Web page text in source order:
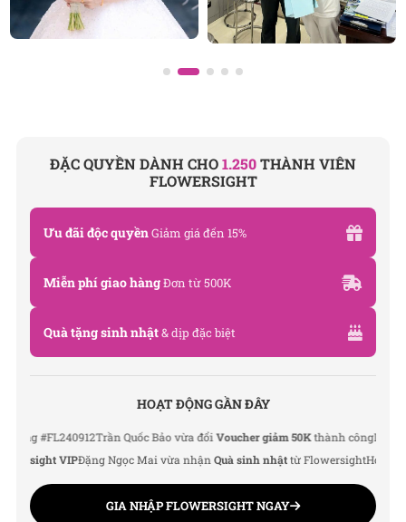
TP.HCM
Hotline: 093 407 2575
E-mail: info@flowersight.com
ĐẶC QUYỀN DÀNH CHO1.250THÀNH VIÊN
FLOWERSIGHT
Ưu đãi độc quyềnGiảm giá đến 15%
Miễn phí giao hàngĐơn từ 500K
Quà tặng sinh nhật& dịp đặc biệt
HOẠT ĐỘNG GẦN ĐÂY
Trần Quốc Bảo vừa đổiVoucher giảm 50Kthành côngLê Thu Hà
VIPĐặng Ngọc Mai vừa nhậnQuà sinh nhật từ FlowersightHoàng Đức
GIA NHẬP FLOWERSIGHT NGAY